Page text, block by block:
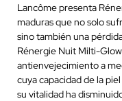
Lancôme presenta
maduras que no solo
sino también una
Rénergie Nuit Milti-
antienvejecimiento a
cuya capacidad de la
su vitalidad ha